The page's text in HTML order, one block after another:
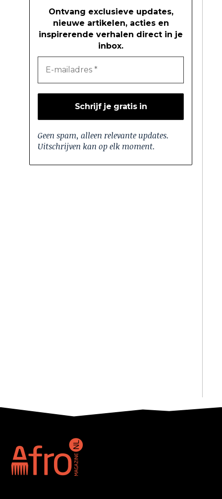
Ontvang exclusieve updates,
nieuwe artikelen, acties en
inspirerende verhalen direct in je
inbox.
Geen spam, alleen relevante updates.
Uitschrijven kan op elk moment.